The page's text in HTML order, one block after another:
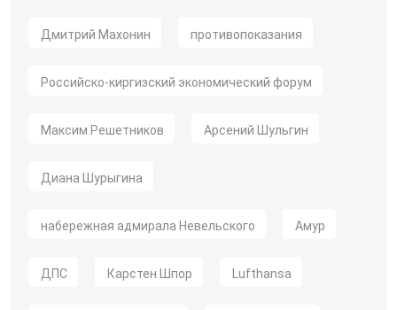
Дмитрий Махонин противопоказания
Российско-киргизский экономический форум
Максим Решетников Арсений Шульгин
Диана Шурыгина
набережная адмирала Невельского Амур
ДПС Карстен Шпор Lufthansa